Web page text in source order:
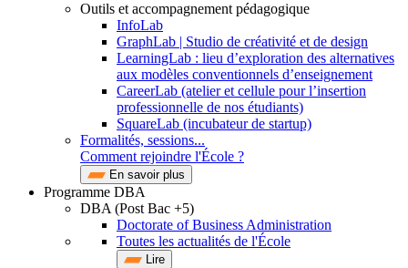
Outils et accompagnement pédagogique
InfoLab
GraphLab | Studio de créativité et de design
LearningLab : lieu d’exploration des alternatives
aux modèles conventionnels d’enseignement
CareerLab (atelier et cellule pour l’insertion
professionnelle de nos étudiants)
SquareLab (incubateur de startup)
Formalités, sessions...
Comment rejoindre l'École ?
En savoir plus
Programme DBA
DBA (Post Bac +5)
Doctorate of Business Administration
Toutes les actualités de l'École
Lire